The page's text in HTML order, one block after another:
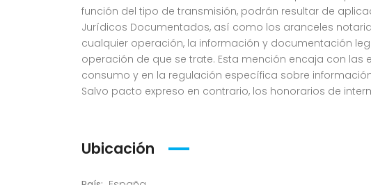
función del tipo de transmisión, podrán resultar de
Jurídicos Documentados, así como los aranceles
cualquier operación, la información y documentación
operación de que se trate. Esta mención encaja con
consumo y en la regulación específica sobre
Salvo pacto expreso en contrario, los honorarios de
Ubicación